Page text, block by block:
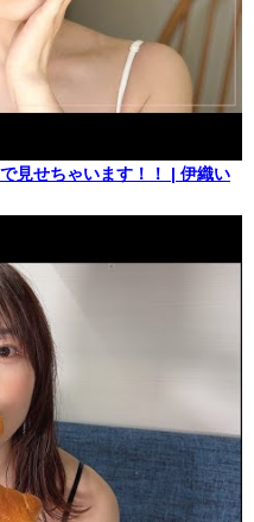
見せちゃいます！！ | 伊織い